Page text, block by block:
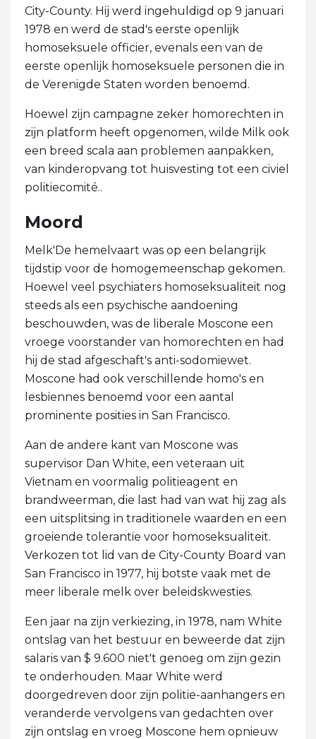
City-County. Hij werd ingehuldigd op 9 januari
1978 en werd de stad's eerste openlijk
homoseksuele officier, evenals een van de
eerste openlijk homoseksuele personen die in
de Verenigde Staten worden benoemd.
Hoewel zijn campagne zeker homorechten in
zijn platform heeft opgenomen, wilde Milk ook
een breed scala aan problemen aanpakken,
van kinderopvang tot huisvesting tot een civiel
politiecomité..
Moord
Melk'De hemelvaart was op een belangrijk
tijdstip voor de homogemeenschap gekomen.
Hoewel veel psychiaters homoseksualiteit nog
steeds als een psychische aandoening
beschouwden, was de liberale Moscone een
vroege voorstander van homorechten en had
hij de stad afgeschaft's anti-sodomiewet.
Moscone had ook verschillende homo's en
lesbiennes benoemd voor een aantal
prominente posities in San Francisco.
Aan de andere kant van Moscone was
supervisor Dan White, een veteraan uit
Vietnam en voormalig politieagent en
brandweerman, die last had van wat hij zag als
een uitsplitsing in traditionele waarden en een
groeiende tolerantie voor homoseksualiteit.
Verkozen tot lid van de City-County Board van
San Francisco in 1977, hij botste vaak met de
meer liberale melk over beleidskwesties.
Een jaar na zijn verkiezing, in 1978, nam White
ontslag van het bestuur en beweerde dat zijn
salaris van $ 9.600 niet't genoeg om zijn gezin
te onderhouden. Maar White werd
doorgedreven door zijn politie-aanhangers en
veranderde vervolgens van gedachten over
zijn ontslag en vroeg Moscone hem opnieuw